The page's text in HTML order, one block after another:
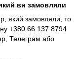
ви замовляли
який замовляли, то
+380 66 137 8794
Телеграм або